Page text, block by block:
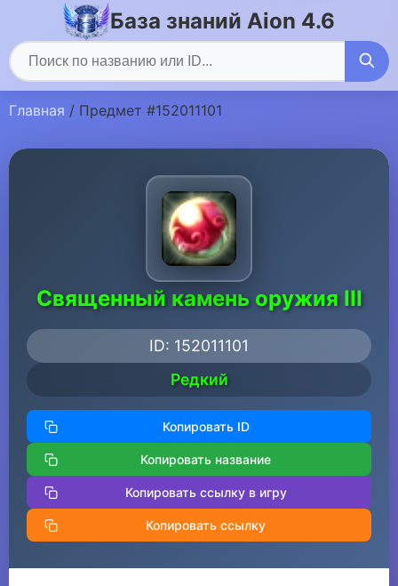
База знаний Aion 4.6
Главная / Предмет #152011101
Священный камень оружия III
ID: 152011101
Редкий
Копировать ID
Копировать название
Копировать ссылку в игру
Копировать ссылку